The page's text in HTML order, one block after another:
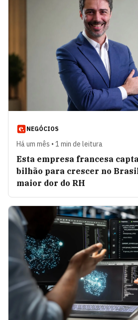
NEGÓCIOS
Há um mês • 1 min de leitura
Esta empresa francesa capta
bilhão para crescer no
maior dor do RH